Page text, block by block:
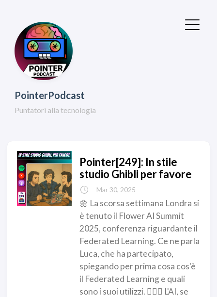
PointerPodcast
Puntatori alla tecnologia
Pointer[249]: In stile
studio Ghibli per favore
Mar 30, 2025
🌼 La scorsa settimana Londra si
è tenuto il Flower AI Summit
2025, conferenza riguardante il
Federated Learning. Ce ne parla
Luca, che ha partecipato,
spiegando per prima cosa cos'è
il Federated Learning e quali
sono i suoi utilizzi. 👩🏻‍⚕️ L'AI, se